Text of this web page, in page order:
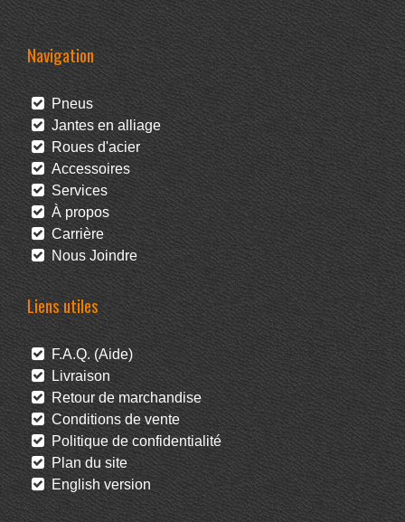
Navigation
Pneus
Jantes en alliage
Roues d'acier
Accessoires
Services
À propos
Carrière
Nous Joindre
Liens utiles
F.A.Q. (Aide)
Livraison
Retour de marchandise
Conditions de vente
Politique de confidentialité
Plan du site
English version